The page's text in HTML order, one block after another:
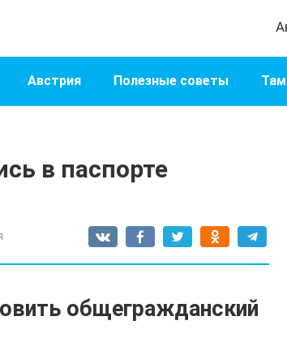
Австрия Полезные советы
в паспорте
общегражданский